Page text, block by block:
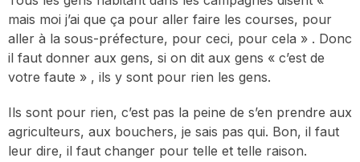
mais moi j’ai que ça pour aller faire les courses, pour
aller à la sous-préfecture, pour ceci, pour cela » . Donc
il faut donner aux gens, si on dit aux gens « c’est de
votre faute » , ils y sont pour rien les gens.
Ils sont pour rien, c’est pas la peine de s’en prendre aux
agriculteurs, aux bouchers, je sais pas qui. Bon, il faut
leur dire, il faut changer pour telle et telle raison.